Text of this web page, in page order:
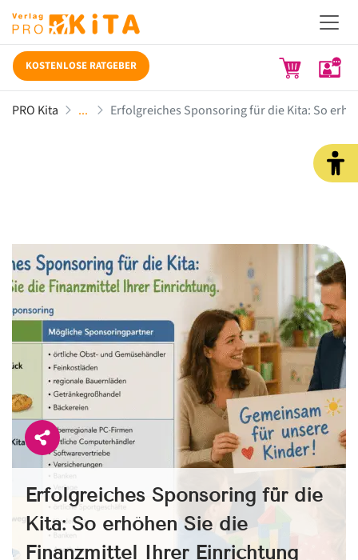
KOSTENLOSE RATGEBER
PRO Kita Erfolgreiches Sponsoring für die Kita: So
Erfolgreiches Sponsoring für die
Kita: So erhöhen Sie die
Finanzmittel Ihrer Einrichtung